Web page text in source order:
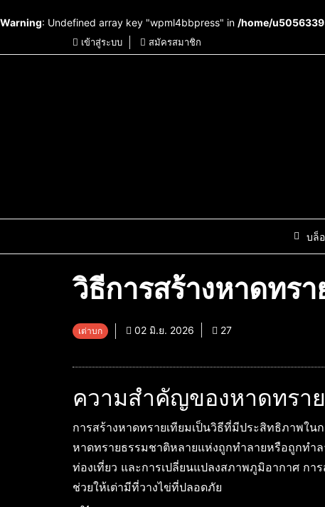
Warning: Undefined array key "wpml4bbpress" in /home/
เข้าสู่ระบบ สมัครสมาชิก
บล็
วิธีการสร้างหาดทรา
เต่าบก 02 มิ.ย. 2026 27
ความสำคัญของหาดทรา
การสร้างหาดทรายเทียมเป็นวิธีที่มีประสิทธิภาพใน
หาดทรายธรรมชาติหลายแห่งถูกทำลายหรือถูกทำ
ท่องเที่ยว และการเปลี่ยนแปลงสภาพภูมิอากาศ กา
ช่วยให้เต่ามีที่วางไข่ที่ปลอดภัย